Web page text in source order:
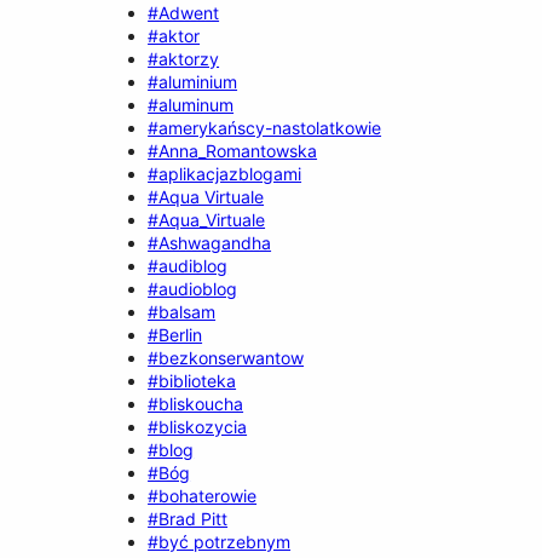
#Adwent
#aktor
#aktorzy
#aluminium
#aluminum
#amerykańscy-nastolatkowie
#Anna_Romantowska
#aplikacjazblogami
#Aqua Virtuale
#Aqua_Virtuale
#Ashwagandha
#audiblog
#audioblog
#balsam
#Berlin
#bezkonserwantow
#biblioteka
#bliskoucha
#bliskozycia
#blog
#Bóg
#bohaterowie
#Brad Pitt
#być potrzebnym